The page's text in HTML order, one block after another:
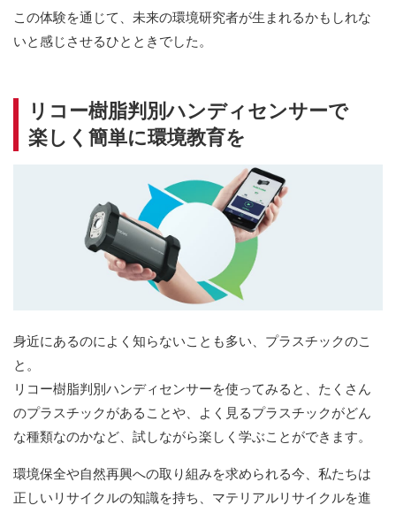
この体験を通じて、未来の環境研究者が生まれるかもしれな
いと感じさせるひとときでした。
リコー樹脂判別ハンディセンサーで
楽しく簡単に環境教育を
身近にあるのによく知らないことも多い、プラスチックのこ
と。
リコー樹脂判別ハンディセンサーを使ってみると、たくさん
のプラスチックがあることや、よく見るプラスチックがどん
な種類なのかなど、試しながら楽しく学ぶことができます。
環境保全や自然再興への取り組みを求められる今、私たちは
正しいリサイクルの知識を持ち、マテリアルリサイクルを進